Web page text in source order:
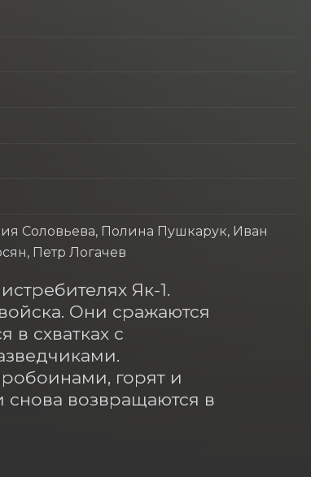
Соловьева, Полина Пушкарук, Иван
Петр Логачев
Як-1.
Они сражаются
схватках с
горят и
снова возвращаются в